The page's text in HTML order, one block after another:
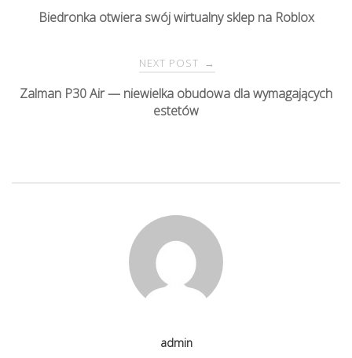
s
Biedronka otwiera swój wirtualny sklep na Roblox
NEXT POST →
Zalman P30 Air — niewielka obudowa dla wymagających
estetów
admin